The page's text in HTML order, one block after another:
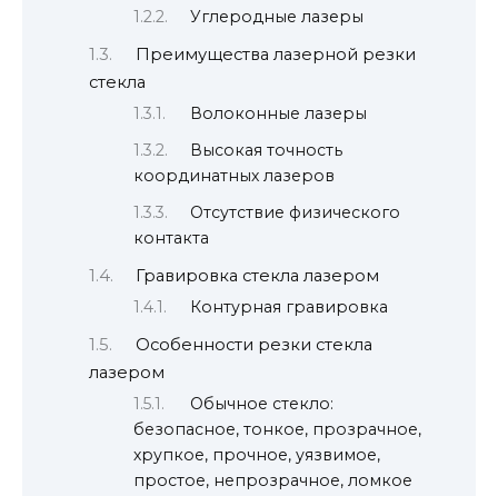
Углеродные лазеры
Преимущества лазерной резки
стекла
Волоконные лазеры
Высокая точность
координатных лазеров
Отсутствие физического
контакта
Гравировка стекла лазером
Контурная гравировка
Особенности резки стекла
лазером
Обычное стекло:
безопасное, тонкое, прозрачное,
хрупкое, прочное, уязвимое,
простое, непрозрачное, ломкое